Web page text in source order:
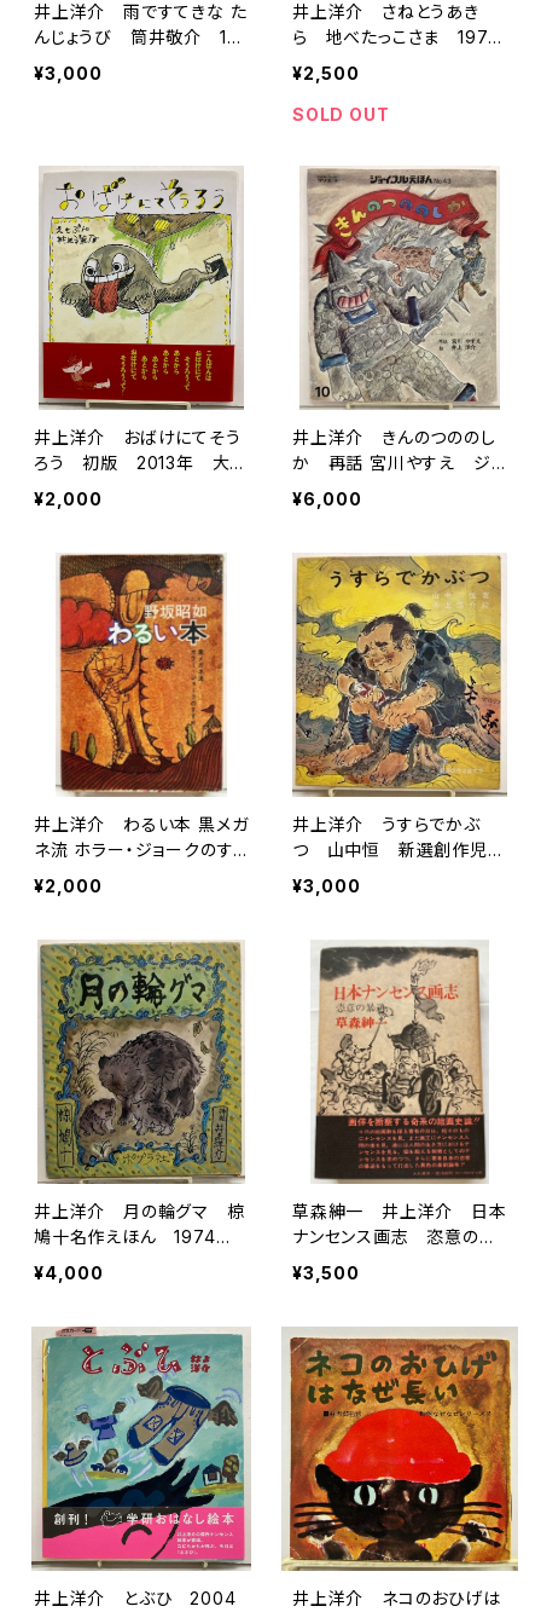
井上洋介 雨ですてきな た
んじょうび 筒井敬介 19
83年４刷 カバー あかね
書房刊
¥3,000
井上洋介 さねとうあき
ら 地べたっこさま 1972
年 初版 理論社刊
¥2,500
SOLD OUT
井上洋介 おばけにてそう
ろう 初版 2013年 大日
本図書刊
¥2,000
井上洋介 きんのつののし
か 再話 宮川やすえ ジョ
イフルえほん43 1977
年 文研出版
¥6,000
井上洋介 わるい本 黒メガ
ネ流 ホラー・ジョークのす
すめ 野坂昭如 1966
年 初版 芳賀書店
¥2,000
井上洋介 うすらでかぶ
つ 山中恒 新選創作児童
文学３ 1969年 初版
函 国土社
¥3,000
井上洋介 月の輪グマ 椋
鳩十名作えほん 1974
年 初版 函 ポプラ社
¥4,000
草森紳一 井上洋介 日本
ナンセンス画志 恣意の暴
逆 初版 1972年 大和
書房刊
¥3,500
井上洋介 とぶひ 2004 井上洋介 ネコのおひげは